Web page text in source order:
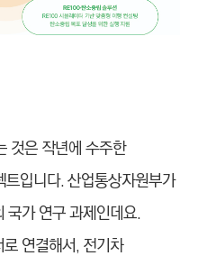
것은 작년에 수주한
입니다. 산업통상자원부가
가 연구 과제인데요.
연결해서, 전기차